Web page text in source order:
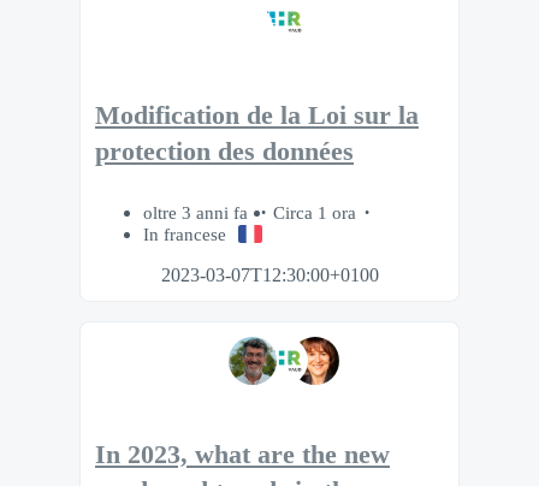
Modification de la Loi sur la
protection des données
oltre 3 anni fa
Circa 1 ora
In francese
2023-03-07T12:30:00+0100
In 2023, what are the new